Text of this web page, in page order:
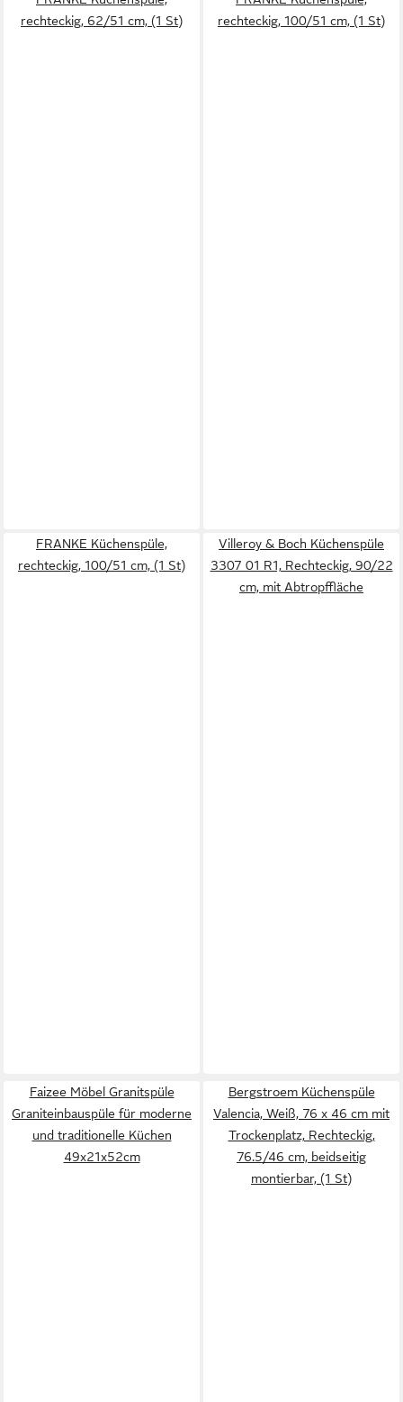
rechteckig, 62/51 cm, (1 St)
rechteckig, 100/51 cm, (1 St)
FRANKE Küchenspüle,
rechteckig, 100/51 cm, (1 St)
Villeroy & Boch Küchenspüle
3307 01 R1, Rechteckig, 90/22
cm, mit Abtropffläche
Faizee Möbel Granitspüle
Graniteinbauspüle für moderne
und traditionelle Küchen
49x21x52cm
Bergstroem Küchenspüle
Valencia, Weiß, 76 x 46 cm mit
Trockenplatz, Rechteckig,
76.5/46 cm, beidseitig
montierbar, (1 St)